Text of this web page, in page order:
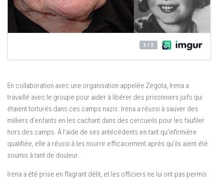
En collaboration avec une organisation appelée Zegota, Irena a
travaillé avec le groupe pour aider à libérer des prisonniers juifs qui
étaient torturés dans ces camps nazis. Irena a réussi à sauver des
milliers d’enfants en les cachant dans des cercueils pour les faufiler
hors des camps. À l’aide de ses antécédents en tant qu’infirmière
qualifiée, elle a réussi à les nourrir efficacement après qu’ils aient été
soumis à tant de douleur.
Irena a été prise en flagrant délit, et les officiers ne lui ont pas permis